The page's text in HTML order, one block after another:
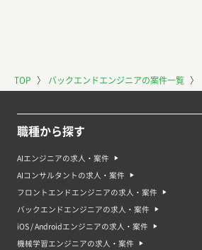
TOP 〉 バックエンドエンジニアの案件一覧 〉
職種から探す
AIエンジニアの求人・案件
AIコンサルタントの求人・案件
フロントエンドエンジニアの求人・案件
バックエンドエンジニアの求人・案件
iOS / Androidエンジニアの求人・案件
機械学習エンジニアの求人・案件